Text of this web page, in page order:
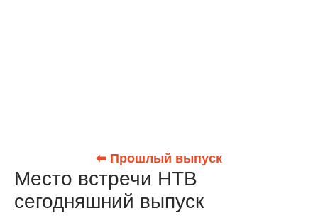
⬅ Прошлый выпуск
Место встречи НТВ
сегодняшний выпуск